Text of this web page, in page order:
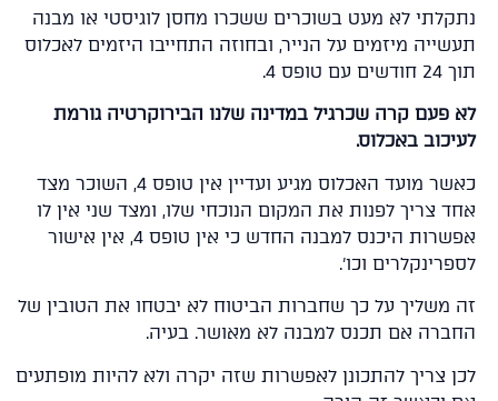
לא מעט בשוכרים ששכרו מחסן לוגיסטי או מבנה
מיזמים על הנייר, ובחוזה התחייבו היזמים לאכלוס
פעם קרה שכרגיל במדינה שלנו הבירוקרטיה גורמת
באכלוס.
כאשר מועד האכלוס מגיע ועדיין אין טופס 4, השוכר מצד
צריך לפנות את המקום הנוכחי שלו, ומצד שני אין לו
אפשרות היכנס למבנה החדש כי אין טופס 4, אין אישור
וכו'.
משליך על כך שחברות הביטוח לא יבטחו את הטובין של
אם תכנס למבנה לא מאושר. בעיה.
צריך להתכונן לאפשרות שזה יקרה ולא להיות מופתעים